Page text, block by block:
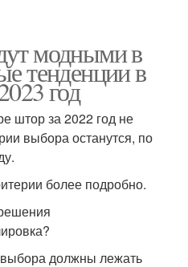
модными в
тенденции в
год
штор за 2022 год не
выбора останутся, по
более подробно.
выбора должны лежать